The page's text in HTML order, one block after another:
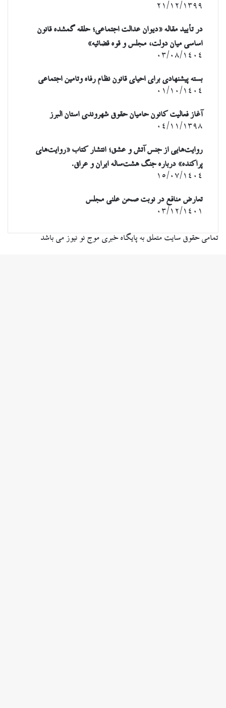
۲۱/۱۲/۱۳۹۹
در تأیید مقاله «دیوان عدالت اجتماعی؛ حلقه گمشده قانون
اساسی میان دولت، مجلس و قوه قضائیه»
۰۳/۰۸/۱۴۰۴
بسته پیشنهادی برای احیای قانون نظام رفاه وتامین اجتماعی
۰۱/۱۰/۱۴۰۴
آغاز فعالیت کانون حامیان حقوق شهروندی استان البرز
۰۴/۱۱/۱۳۹۸
روایت‌هایی از جنس آتش و عشق؛ انتشار کتاب «روایت‌های
پراکنده» درباره جنگ هشت‌ساله ایران و عراق.
۱۵/۰۷/۱۴۰۴
تعارض منافع در نوبت صحن علنی مجلس
۰۳/۱۲/۱۴۰۱
تمامی حقوق سایت متعلق به پایگاه خبری موج نو نیوز می باشد